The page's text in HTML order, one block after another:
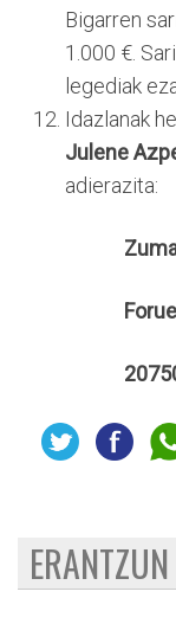
Bigarren
1.000 €.
legediak
Idazlanak
Julene
adierazita:
ERANTZUN